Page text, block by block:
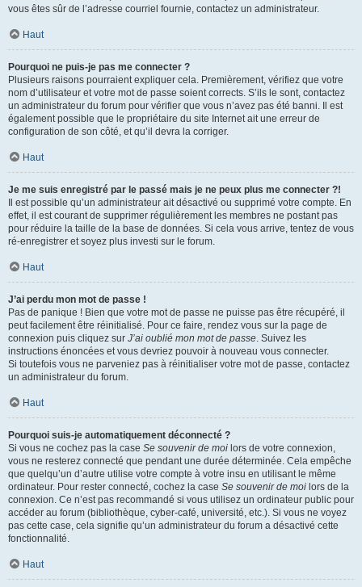
vous êtes sûr de l’adresse courriel fournie, contactez un administrateur.
Haut
Pourquoi ne puis-je pas me connecter ?
Plusieurs raisons pourraient expliquer cela. Premièrement, vérifiez que votre
nom d’utilisateur et votre mot de passe soient corrects. S’ils le sont, contactez
un administrateur du forum pour vérifier que vous n’avez pas été banni. Il est
également possible que le propriétaire du site Internet ait une erreur de
configuration de son côté, et qu’il devra la corriger.
Haut
Je me suis enregistré par le passé mais je ne peux plus me connecter ?!
Il est possible qu’un administrateur ait désactivé ou supprimé votre compte. En
effet, il est courant de supprimer régulièrement les membres ne postant pas
pour réduire la taille de la base de données. Si cela vous arrive, tentez de vous
ré-enregistrer et soyez plus investi sur le forum.
Haut
J’ai perdu mon mot de passe !
Pas de panique ! Bien que votre mot de passe ne puisse pas être récupéré, il
peut facilement être réinitialisé. Pour ce faire, rendez vous sur la page de
connexion puis cliquez sur J’ai oublié mon mot de passe. Suivez les
instructions énoncées et vous devriez pouvoir à nouveau vous connecter.
Si toutefois vous ne parveniez pas à réinitialiser votre mot de passe, contactez
un administrateur du forum.
Haut
Pourquoi suis-je automatiquement déconnecté ?
Si vous ne cochez pas la case Se souvenir de moi lors de votre connexion,
vous ne resterez connecté que pendant une durée déterminée. Cela empêche
que quelqu’un d’autre utilise votre compte à votre insu en utilisant le même
ordinateur. Pour rester connecté, cochez la case Se souvenir de moi lors de la
connexion. Ce n’est pas recommandé si vous utilisez un ordinateur public pour
accéder au forum (bibliothèque, cyber-café, université, etc.). Si vous ne voyez
pas cette case, cela signifie qu’un administrateur du forum a désactivé cette
fonctionnalité.
Haut